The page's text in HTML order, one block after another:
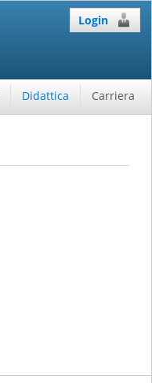
Login
Didattica Carriera